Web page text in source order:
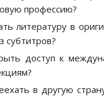
профессию?
литературу в
субтитров?
доступ к
в другую